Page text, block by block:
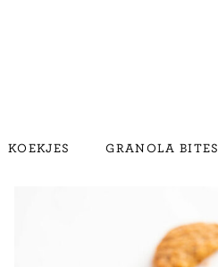
KOEKJES GRANOLA BITES